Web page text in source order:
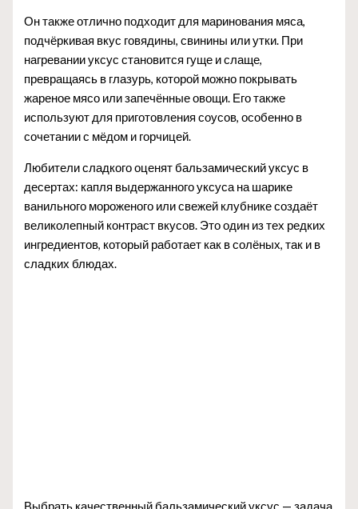
Он также отлично подходит для маринования мяса,
подчёркивая вкус говядины, свинины или утки. При
нагревании уксус становится гуще и слаще,
превращаясь в глазурь, которой можно покрывать
жареное мясо или запечённые овощи. Его также
используют для приготовления соусов, особенно в
сочетании с мёдом и горчицей.
Любители сладкого оценят бальзамический уксус в
десертах: капля выдержанного уксуса на шарике
ванильного мороженого или свежей клубнике создаёт
великолепный контраст вкусов. Это один из тех редких
ингредиентов, который работает как в солёных, так и в
сладких блюдах.
Выбрать качественный бальзамический уксус — задача